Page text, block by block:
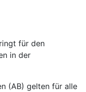
für den
in der
(AB) gelten für alle